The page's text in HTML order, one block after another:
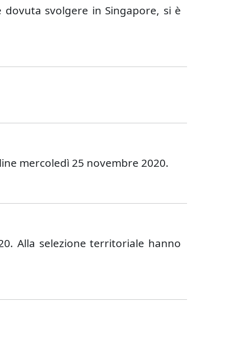
svolgere in Singapore, si è
mercoledì 25 novembre 2020.
Alla selezione territoriale hanno